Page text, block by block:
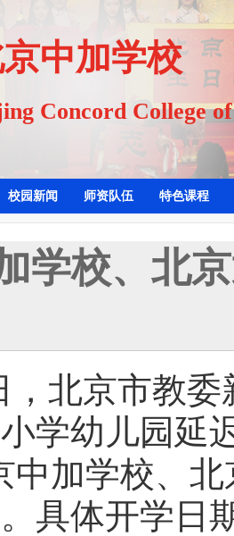
中加学校
Concord College
校园新闻 师资队伍 特色课程
学校、北
，北京市教
学幼儿园延
中加学校、
具体开学日